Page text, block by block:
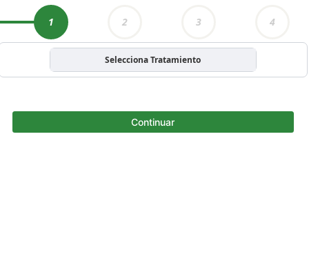
1 2 3 4
Selecciona Tratamiento
Continuar